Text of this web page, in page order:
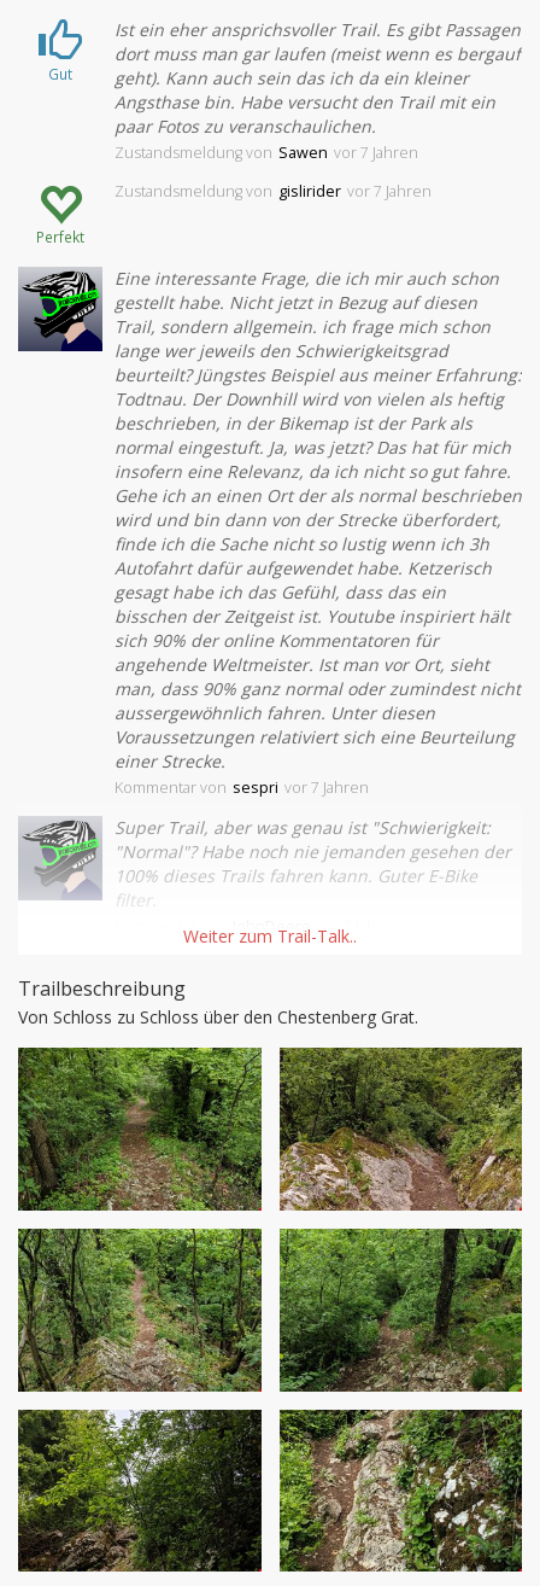
Gut
Ist ein eher ansprichsvoller Trail. Es gibt Passagen
dort muss man gar laufen (meist wenn es bergauf
geht). Kann auch sein das ich da ein kleiner
Angsthase bin. Habe versucht den Trail mit ein
paar Fotos zu veranschaulichen.
Zustandsmeldungvon Sawen vor 7 Jahren
Perfekt
Zustandsmeldungvon gislirider vor 7 Jahren
Eine interessante Frage, die ich mir auch schon
gestellt habe. Nicht jetzt in Bezug auf diesen
Trail, sondern allgemein. ich frage mich schon
lange wer jeweils den Schwierigkeitsgrad
beurteilt? Jüngstes Beispiel aus meiner Erfahrung:
Todtnau. Der Downhill wird von vielen als heftig
beschrieben, in der Bikemap ist der Park als
normal eingestuft. Ja, was jetzt? Das hat für mich
insofern eine Relevanz, da ich nicht so gut fahre.
Gehe ich an einen Ort der als normal beschrieben
wird und bin dann von der Strecke überfordert,
finde ich die Sache nicht so lustig wenn ich 3h
Autofahrt dafür aufgewendet habe. Ketzerisch
gesagt habe ich das Gefühl, dass das ein
bisschen der Zeitgeist ist. Youtube inspiriert hält
sich 90% der online Kommentatoren für
angehende Weltmeister. Ist man vor Ort, sieht
man, dass 90% ganz normal oder zumindest nicht
aussergewöhnlich fahren. Unter diesen
Voraussetzungen relativiert sich eine Beurteilung
einer Strecke.
Kommentarvon sespri vor 7 Jahren
Super Trail, aber was genau ist "Schwierigkeit:
"Normal"? Habe noch nie jemanden gesehen der
100% dieses Trails fahren kann. Guter E-Bike
filter.
Kommentarvon JohnDeere vor 7 Jahren
Trailbeschreibung
Von Schloss zu Schloss über den Chestenberg Grat.